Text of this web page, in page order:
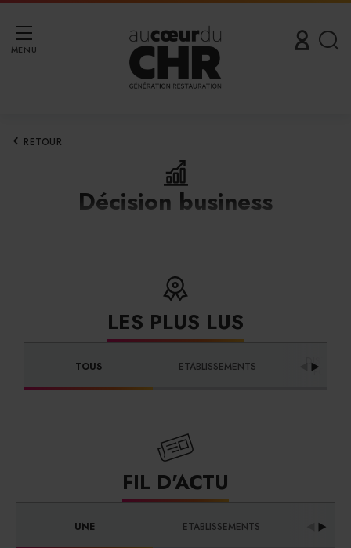
MENU
RETOUR
Décision business
LES PLUS LUS
TOUS ETABLISSEMENTS
FIL D'ACTU
UNE ETABLISSEMENTS